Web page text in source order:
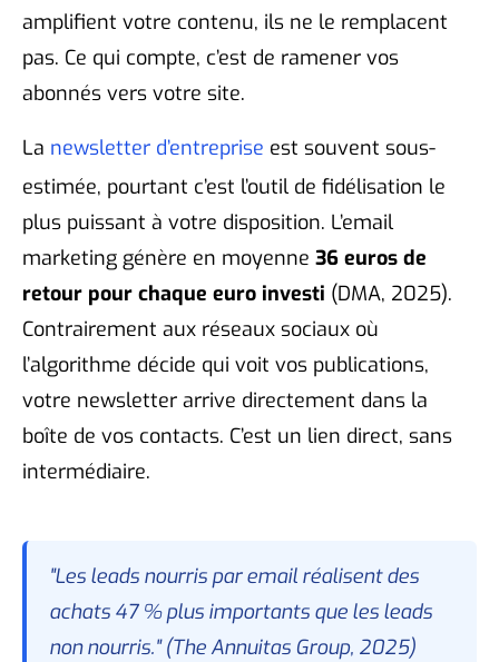
amplifient votre contenu, ils ne le remplacent
pas. Ce qui compte, c’est de ramener vos
abonnés vers votre site.
La newsletter d’entreprise est souvent sous-
estimée, pourtant c’est l’outil de fidélisation le
plus puissant à votre disposition. L’email
marketing génère en moyenne 36 euros de
retour pour chaque euro investi (DMA, 2025).
Contrairement aux réseaux sociaux où
l’algorithme décide qui voit vos publications,
votre newsletter arrive directement dans la
boîte de vos contacts. C’est un lien direct, sans
intermédiaire.
"Les leads nourris par email réalisent des
achats 47 % plus importants que les leads
non nourris." (The Annuitas Group, 2025)